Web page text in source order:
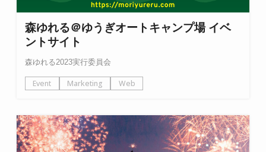
森ゆれる＠ゆうぎオートキャンプ場 イベ
ントサイト
森ゆれる2023実行委員会
Event Marketing Web